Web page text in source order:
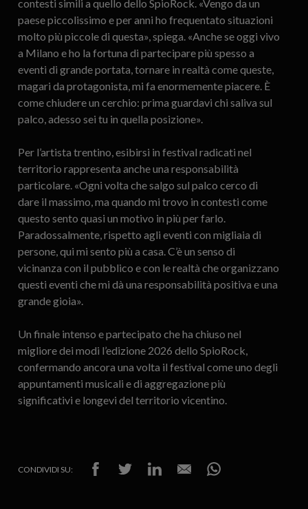
contesti simili a quello dello SpioRock. «Vengo da un
paese piccolissimo e per anni ho frequentato situazioni
molto più piccole di questa», spiega. «Anche se oggi vivo
a Milano e ho la fortuna di partecipare più spesso a
eventi di grande portata, tornare in realtà come queste,
magari da protagonista, mi fa enormemente piacere. È
come chiudere un cerchio: prima guardavi chi saliva sul
palco, adesso sei tu in quella posizione».
Per l’artista trentino, esibirsi in festival radicati nel
territorio rappresenta anche una responsabilità
particolare. «Ogni volta che salgo sul palco cerco di
dare il massimo, ma quando mi trovo in contesti come
questo sento quasi un motivo in più per farlo.
Paradossalmente, rispetto agli eventi con migliaia di
persone, qui mi sento più a casa. C’è un senso di
vicinanza con il pubblico e con le realtà che organizzano
questi eventi che mi dà una responsabilità positiva e una
grande gioia».
Un finale intenso e partecipato che ha chiuso nel
migliore dei modi l’edizione 2026 dello SpioRock,
confermando ancora una volta il festival come uno degli
appuntamenti musicali e di aggregazione più
significativi e longevi del territorio vicentino.
CONDIVIDI SU: